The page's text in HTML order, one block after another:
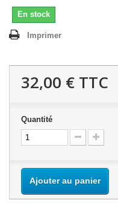
En stock
Imprimer
32,00 € TTC
Quantité
Ajouter au panier